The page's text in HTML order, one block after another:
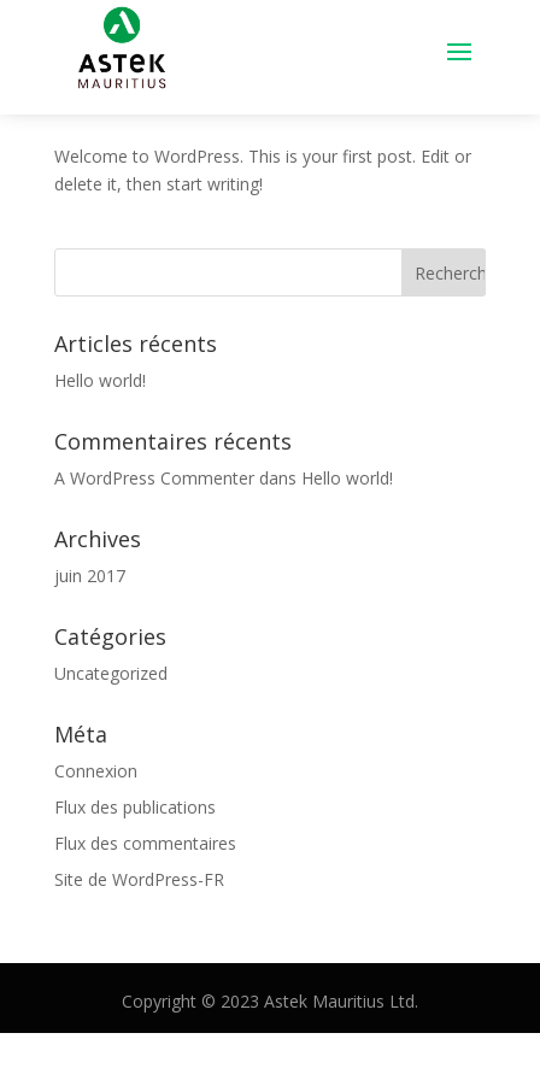
Hello world!
Welcome to WordPress. This is your first post. Edit or
delete it, then start writing!
Articles récents
Hello world!
Commentaires récents
A WordPress Commenterdans Hello world!
Archives
juin 2017
Catégories
Uncategorized
Méta
Connexion
Flux des publications
Flux des commentaires
Site de WordPress-FR
Copyright © 2023 Astek Mauritius Ltd.